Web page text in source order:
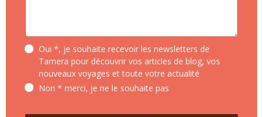
Oui *, je souhaite recevoir les newsletters de
Tamera pour découvrir vos articles de blog, vos
nouveaux voyages et toute votre actualité
Non * merci, je ne le souhaite pas